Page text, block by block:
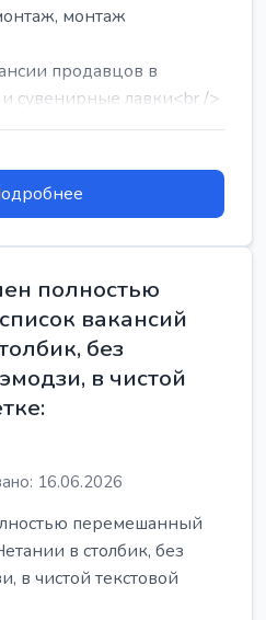
монтаж
продавцов в
сувенирные лавки<br />
м...
полностью
вакансий
без
в чистой
16.06.2026
перемешанный
в столбик, без
в чистой текстовой